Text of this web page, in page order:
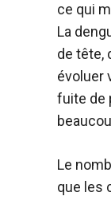
ce qui
La
de tête,
évoluer
fuite de
Le
que les